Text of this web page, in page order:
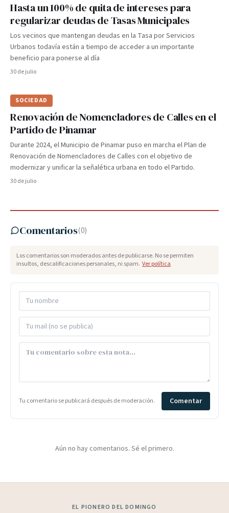
Hasta un 100% de quita de intereses para
regularizar deudas de Tasas Municipales
Los vecinos que mantengan deudas en la Tasa por Servicios
Urbanos todavía están a tiempo de acceder a un importante
beneficio para ponerse al día
30 de julio
SOCIEDAD
Renovación de Nomencladores de Calles en el
Partido de Pinamar
Durante 2024, el Municipio de Pinamar puso en marcha el Plan de
Renovación de Nomencladores de Calles con el objetivo de
modernizar y unificar la señalética urbana en todo el Partido.
30 de julio
Comentarios(0)
Los comentarios son moderados antes de publicarse. No se permiten
insultos, descalificaciones personales, ni spam. Ver política
Tu comentario se publicará después de moderación. Comentar
Aún no hay comentarios. Sé el primero.
EL PIONERO DEL DOMINGO